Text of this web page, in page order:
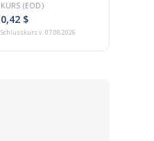
KURS (EOD)
0,42 $
Schlusskursv. 07.08.2026